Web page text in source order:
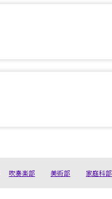
吹奏楽部 美術部 家庭科部